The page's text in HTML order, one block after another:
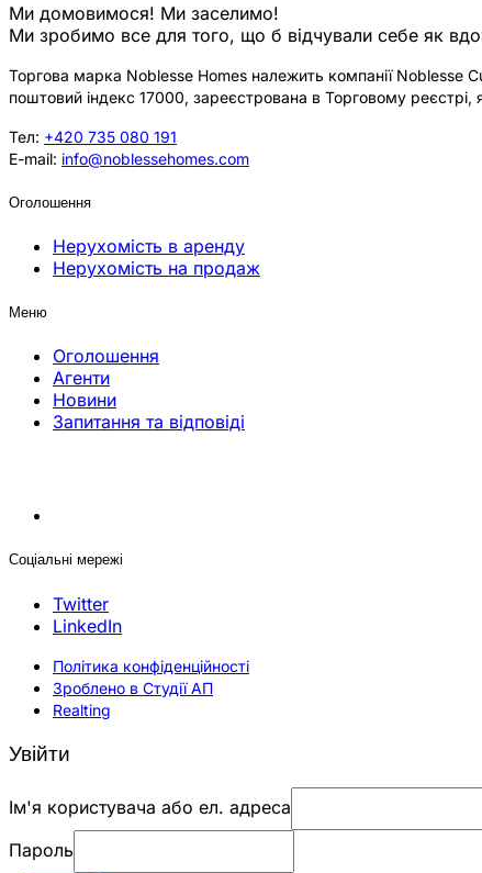
Ми домовимося! Ми заселимо!
Ми зробимо все для того, що б відчували себе як
Торгова марка Noblesse Homes належить компанії Noblesse
поштовий індекс 17000, зареєстрована в Торговому
Тел: +420 735 080 191
E-mail: info@noblessehomes.com
Оголошення
Нерухомість в аренду
Нерухомість на продаж
Меню
Оголошення
Агенти
Новини
Запитання та відповіді
Соціальні мережі
Twitter
LinkedIn
Політика конфіденційності
Зроблено в Студії АП
Realting
Увійти
Ім'я користувача або ел. адреса
Пароль